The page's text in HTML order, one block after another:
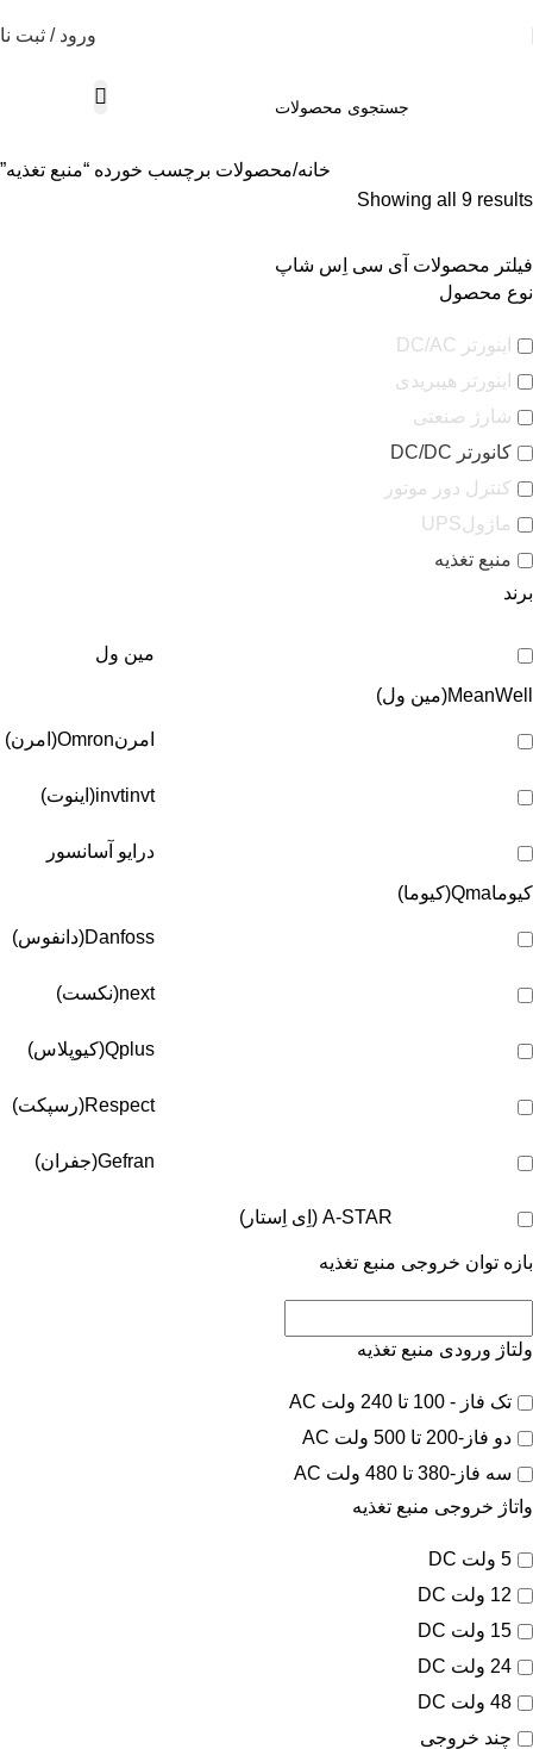
ورود / ثبت
خانه محصولات برچسب خورده “منبع تغذیه”
Showing all 9 results
فیلتر محصولات آی سی اِس شاپ
نوع محصول
اینورتر DC/AC
اینورتر هیبریدی
شارژ صنعتی
کانورتر DC/DC
کنترل دور موتور
ماژولUPS
منبع تغذیه
برند
مین ول
MeanWell(مین ول)
امرنOmron(امرن)
invtinvt(اینوت)
درایو آسانسور
کیوماQma(کیوما)
Danfoss(دانفوس)
next(نکست)
Qplus(کیوپلاس)
Respect(رسپکت)
Gefran(جفران)
A-STAR (اِی اِستار)
بازه توان خروجی منبع تغذیه
ولتاژ ورودی منبع تغذیه
تک فاز - 100 تا 240 ولت AC
دو فاز-200 تا 500 ولت AC
سه فاز-380 تا 480 ولت AC
واتاژ خروجی منبع تغذیه
5 ولت DC
12 ولت DC
15 ولت DC
24 ولت DC
48 ولت DC
چند خروجی